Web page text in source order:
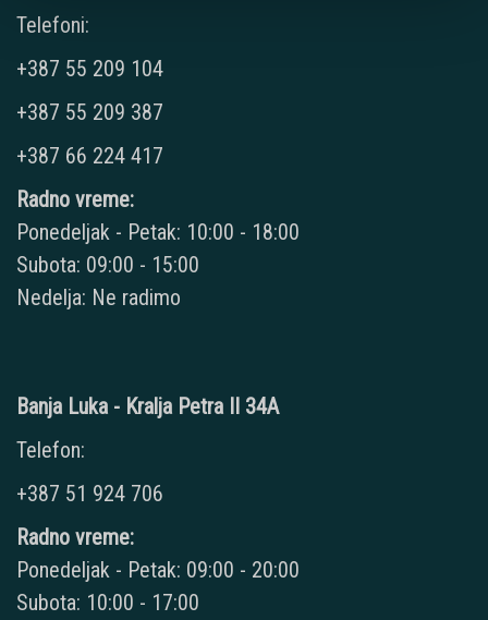
Telefoni:
+387 55 209 104
+387 55 209 387
+387 66 224 417
Radno vreme:
Ponedeljak - Petak: 10:00 - 18:00
Subota: 09:00 - 15:00
Nedelja: Ne radimo
Banja Luka - Kralja Petra II 34A
Telefon:
+387 51 924 706
Radno vreme:
Ponedeljak - Petak: 09:00 - 20:00
Subota: 10:00 - 17:00